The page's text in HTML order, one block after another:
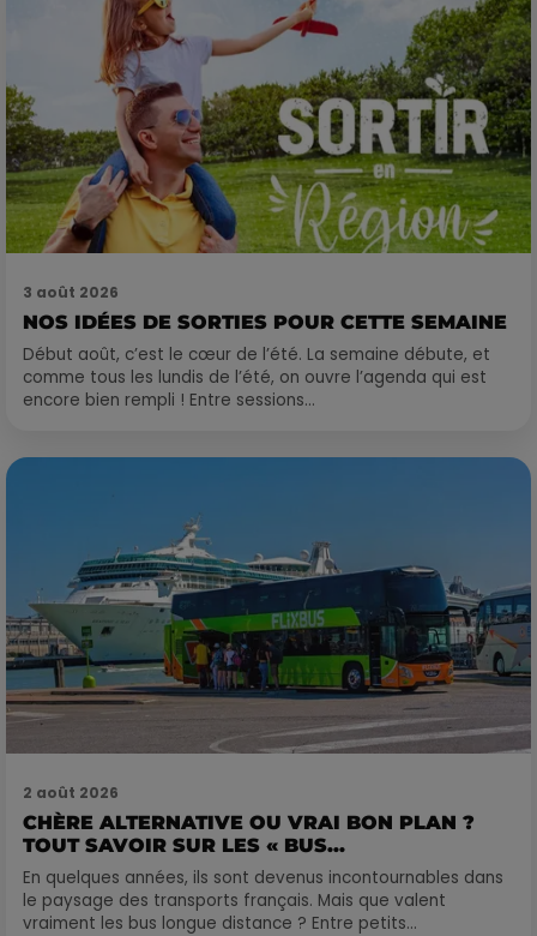
3 août 2026
NOS IDÉES DE SORTIES POUR CETTE SEMAINE
Début août, c’est le cœur de l’été. La semaine débute, et
comme tous les lundis de l’été, on ouvre l’agenda qui est
encore bien rempli ! Entre sessions...
2 août 2026
CHÈRE ALTERNATIVE OU VRAI BON PLAN ?
TOUT SAVOIR SUR LES « BUS...
En quelques années, ils sont devenus incontournables dans
le paysage des transports français. Mais que valent
vraiment les bus longue distance ? Entre petits...